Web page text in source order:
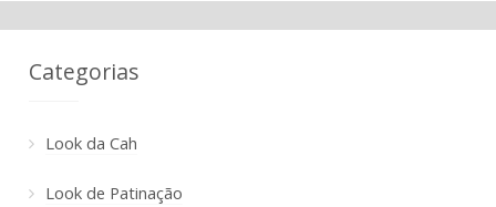
Categorias
Look da Cah
Look de Patinação